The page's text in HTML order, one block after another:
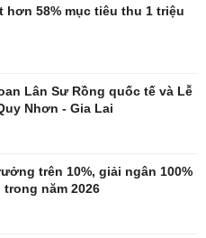
hơn 58% mục tiêu thu 1 triệu
Lân Sư Rồng quốc tế và Lễ
Nhơn - Gia Lai
trên 10%, giải ngân 100%
năm 2026